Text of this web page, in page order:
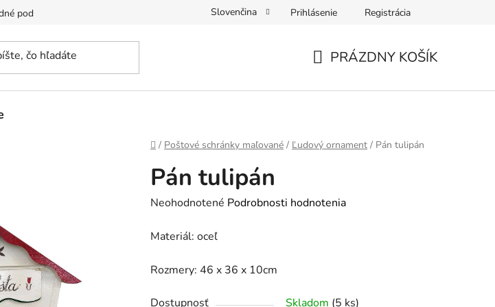
podmienky Podmienky ochrany osobných údajov
Slovenčina Prihlásenie Registrácia
PRÁZDNY KOŠÍK
Domov
/ Poštové schránky maľované / Ľudový ornament / Pán tulipán
Pán tulipán
Priemerné
produktu
0,0
z
Neohodnotené Podrobnosti hodnotenia
Materiál: oceľ
Rozmery: 46 x 36 x 10cm
Dostupnosť Skladom (5 ks)